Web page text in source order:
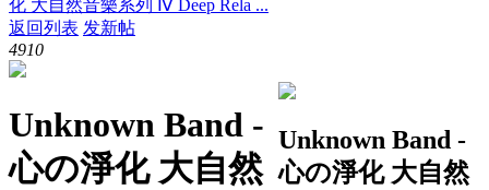
化 大自然音樂系列 Ⅳ Deep Rela ...
返回列表 发新帖
4910
Unknown Band -
心の淨化 大自然
Unknown Band -
心の淨化 大自然